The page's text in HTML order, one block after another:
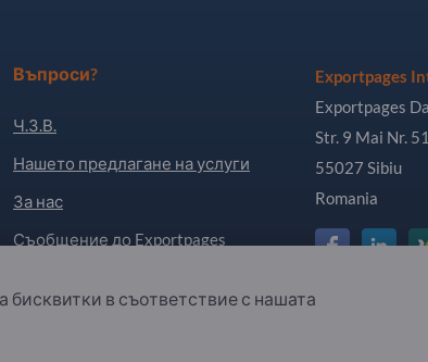
Въпроси?
Ч.З.В.
Нашето предлагане на услуги
За нас
Съобщение до Exportpages
Exportpages
Exportpages
Str. 9 Mai Nr. 51
55027 Sibiu
Romania
бисквитки в съответствие с нашата